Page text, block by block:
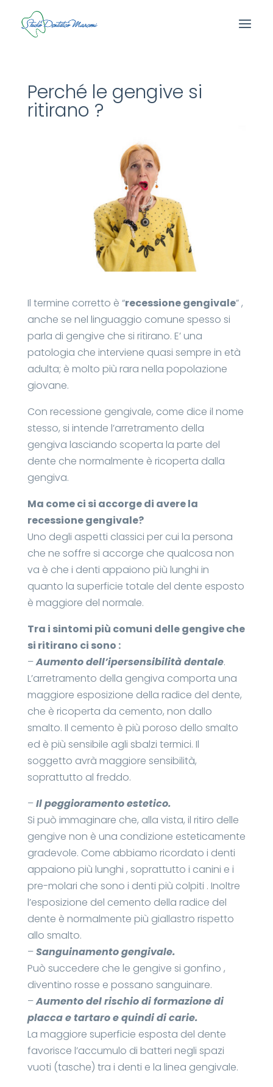
Perché le gengive si
ritirano ?
Il termine corretto è “recessione gengivale” ,
anche se nel linguaggio comune spesso si
parla di gengive che si ritirano. E’ una
patologia che interviene quasi sempre in età
adulta; è molto più rara nella popolazione
giovane.
Con recessione gengivale, come dice il nome
stesso, si intende l’arretramento della
gengiva lasciando scoperta la parte del
dente che normalmente è ricoperta dalla
gengiva.
Ma come ci si accorge di avere la
recessione gengivale?
Uno degli aspetti classici per cui la persona
che ne soffre si accorge che qualcosa non
va è che i denti appaiono più lunghi in
quanto la superficie totale del dente esposto
è maggiore del normale.
Tra i sintomi più comuni delle gengive che
si ritirano ci sono :
–Aumento dell’ipersensibilità dentale.
L’arretramento della gengiva comporta una
maggiore esposizione della radice del dente,
che è ricoperta da cemento, non dallo
smalto. Il cemento è più poroso dello smalto
ed è più sensibile agli sbalzi termici. Il
soggetto avrà maggiore sensibilità,
soprattutto al freddo.
–Il peggioramento estetico.
Si può immaginare che, alla vista, il ritiro delle
gengive non è una condizione esteticamente
gradevole. Come abbiamo ricordato i denti
appaiono più lunghi , soprattutto i canini e i
pre-molari che sono i denti più colpiti . Inoltre
l’esposizione del cemento della radice del
dente è normalmente più giallastro rispetto
allo smalto.
–Sanguinamento gengivale.
Può succedere che le gengive si gonfino ,
diventino rosse e possano sanguinare.
–Aumento del rischio di formazione di
placca e tartaro e quindi di carie.
La maggiore superficie esposta del dente
favorisce l’accumulo di batteri negli spazi
vuoti (tasche) tra i denti e la linea gengivale.